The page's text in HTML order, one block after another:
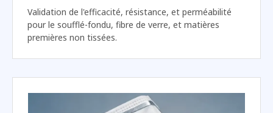
premières non tissées.